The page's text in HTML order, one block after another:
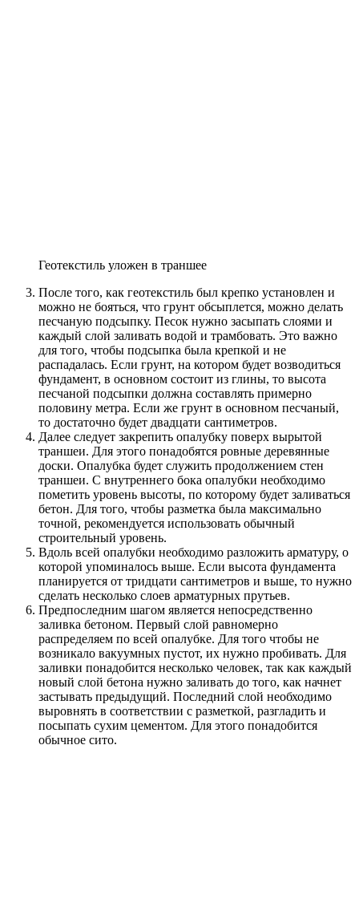
Геотекстиль уложен в траншее
После того, как геотекстиль был крепко установлен и
можно не бояться, что грунт обсыплется, можно делать
песчаную подсыпку. Песок нужно засыпать слоями и
каждый слой заливать водой и трамбовать. Это важно
для того, чтобы подсыпка была крепкой и не
распадалась. Если грунт, на котором будет возводиться
фундамент, в основном состоит из глины, то высота
песчаной подсыпки должна составлять примерно
половину метра. Если же грунт в основном песчаный,
то достаточно будет двадцати сантиметров.
Далее следует закрепить опалубку поверх вырытой
траншеи. Для этого понадобятся ровные деревянные
доски. Опалубка будет служить продолжением стен
траншеи. С внутреннего бока опалубки необходимо
пометить уровень высоты, по которому будет заливаться
бетон. Для того, чтобы разметка была максимально
точной, рекомендуется использовать обычный
строительный уровень.
Вдоль всей опалубки необходимо разложить арматуру, о
которой упоминалось выше. Если высота фундамента
планируется от тридцати сантиметров и выше, то нужно
сделать несколько слоев арматурных прутьев.
Предпоследним шагом является непосредственно
заливка бетоном. Первый слой равномерно
распределяем по всей опалубке. Для того чтобы не
возникало вакуумных пустот, их нужно пробивать. Для
заливки понадобится несколько человек, так как каждый
новый слой бетона нужно заливать до того, как начнет
застывать предыдущий. Последний слой необходимо
выровнять в соответствии с разметкой, разгладить и
посыпать сухим цементом. Для этого понадобится
обычное сито.